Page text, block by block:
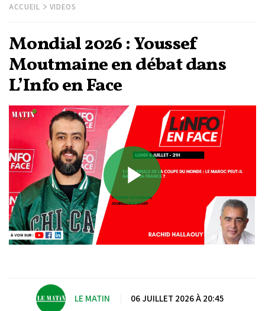
ACCUEIL VIDEOS
Mondial 2026 : Youssef
Moutmaine en débat dans
L’Info en Face
Play
LE MATIN 06 JUILLET 2026 À 20:45